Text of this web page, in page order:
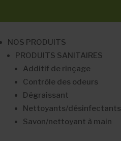
NOS PRODUITS
PRODUITS SANITAIRES
Additif de rinçage
Contrôle des odeurs
Dégraissant
Nettoyants/désinfectants
Savon/nettoyant à main